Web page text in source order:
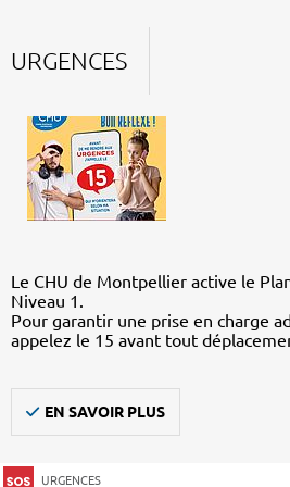
URGENCES
Le CHU de Montpellier active le
Niveau 1.
Pour garantir une prise en charge
appelez le 15 avant tout
EN SAVOIR PLUS
URGENCES